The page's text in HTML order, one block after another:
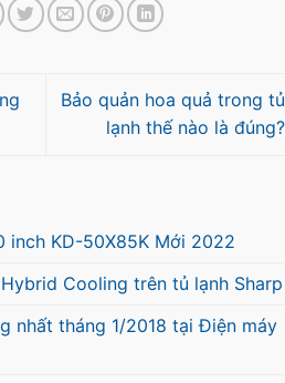
Bảo quản hoa quả trong tủ
lạnh thế nào là đúng?
inch KD-50X85K Mới 2022
Cooling trên tủ lạnh Sharp
nhất tháng 1/2018 tại Điện máy